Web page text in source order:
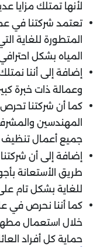
لأنها تمتلك مزايا
تعتمد شركتنا في
المتطورة للغاية
المياه بشكل
إضافة إلى أننا
وعمالة ذات خبرة
كما أن شركتنا
المهندسين
جميع أعمال تنظيف
إضافة إلى أن
طريق الأستعانة
للغاية بشكل تام
كما أننا نحرص في
خلال استعمال
حماية كل أفراد